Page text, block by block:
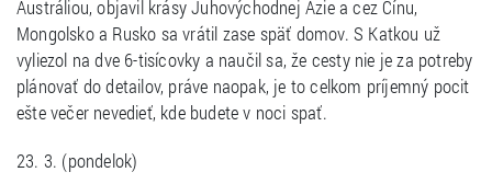
Austráliou, objavil krásy Juhovýchodnej Ázie a cez Čínu,
Mongolsko a Rusko sa vrátil zase späť domov. S Katkou už
vyliezol na dve 6-tisícovky a naučil sa, že cesty nie je za potreby
plánovať do detailov, práve naopak, je to celkom príjemný pocit
ešte večer nevedieť, kde budete v noci spať.
23. 3. (pondelok)